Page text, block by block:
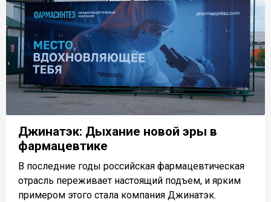
Джинатэк: Дыхание новой эры в
фармацевтике
В последние годы российская фармацевтическая
отрасль переживает настоящий подъем, и ярким
примером этого стала компания Джинатэк.